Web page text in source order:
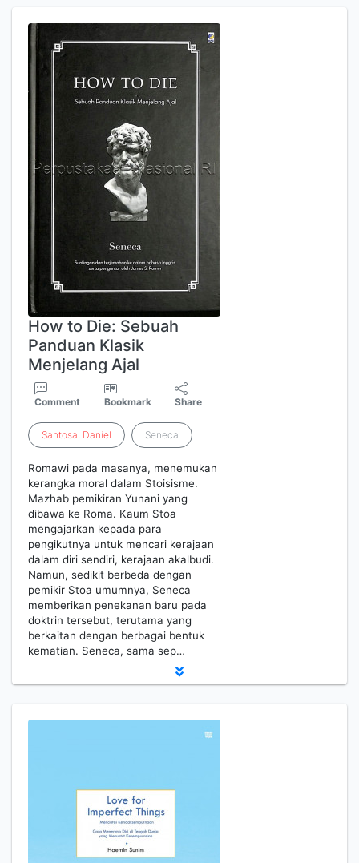
How to Die: Sebuah
Panduan Klasik
Menjelang Ajal
Comment Bookmark Share
Santosa, Daniel Seneca
Romawi pada masanya, menemukan
kerangka moral dalam Stoisisme.
Mazhab pemikiran Yunani yang
dibawa ke Roma. Kaum Stoa
mengajarkan kepada para
pengikutnya untuk mencari kerajaan
dalam diri sendiri, kerajaan akalbudi.
Namun, sedikit berbeda dengan
pemikir Stoa umumnya, Seneca
memberikan penekanan baru pada
doktrin tersebut, terutama yang
berkaitan dengan berbagai bentuk
kematian. Seneca, sama sep…